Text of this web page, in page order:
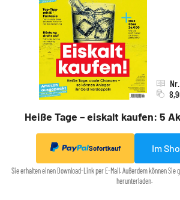
Heiße Tage – eiskalt kaufen: 5
Sofortkauf Im
Sie erhalten einen Download-Link per E-Mail. Außerdem können Sie
herunterladen.